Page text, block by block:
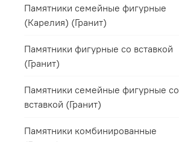
Памятники семейные фигурные
(Карелия) (Гранит)
Памятники фигурные со вставкой
(Гранит)
Памятники семейные фигурные со
вставкой (Гранит)
Памятники комбинированные